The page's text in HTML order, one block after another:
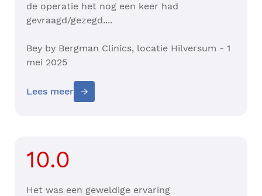
de operatie het nog een keer had
gevraagd/gezegd....
Bey by Bergman Clinics, locatie Hilversum - 1
mei 2025
Lees meer
10.0
Het was een geweldige ervaring